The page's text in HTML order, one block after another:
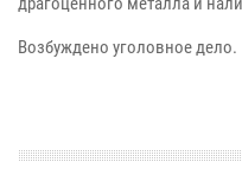
Возбуждено уголовное дело.